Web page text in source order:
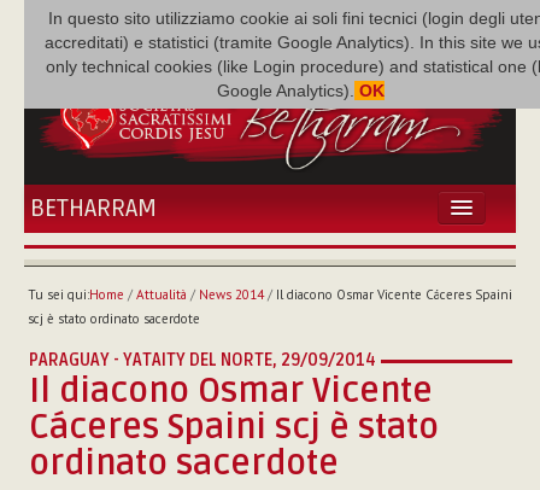
In questo sito utilizziamo cookie ai soli fini tecnici (login degli
accreditati) e statistici (tramite Google Analytics). In this site we
only technical cookies (like Login procedure) and statistical one
Google Analytics). OK
BETHARRAM
HOME
BÉTHARRAM
MISSIONE
NEF
MEDIATECA
P. AUGUSTO ETCHECOPAR
Tu sei qui:Home / Attualità / News 2014/ Il diacono Osmar Vicente Cáceres Spaini
scj è stato ordinato sacerdote
PARAGUAY - YATAITY DEL NORTE, 29/09/2014
Il diacono Osmar Vicente
Cáceres Spaini scj è stato
ordinato sacerdote